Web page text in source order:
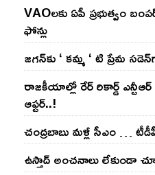
VAOల‌కు ఏపీ ప్ర‌భుత్వం
ఫోన్లు
జ‌గ‌న్‌కు ‘ క‌మ్మ ‘ టి ప్రేమ
రాజ‌కీయాల్లో రేర్ రికార్డ్
ఆఫ్ట‌ర్‌..!
చంద్ర‌బాబు మ‌ళ్లీ సీఎం …
ఉస్తాద్ అంచ‌నాలు లేకుండా